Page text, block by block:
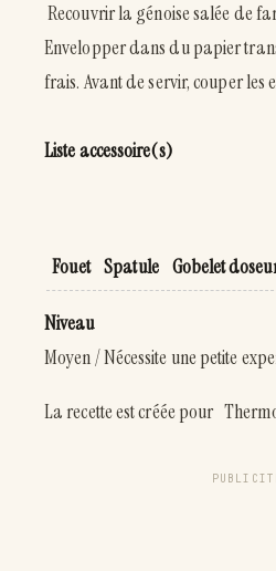
Recouvrir la génoise salée de
Envelopper dans du papier
frais. Avant de servir, couper les
Liste accessoire(s)
Fouet Spatule Gobelet
Niveau
Moyen / Nécessite une petite
La recette est créée pour